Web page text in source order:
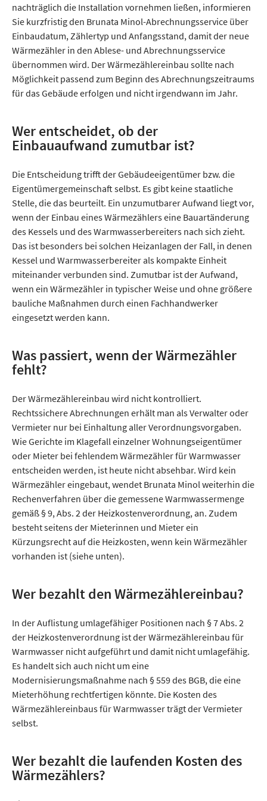
nachträglich die Installation vornehmen ließen, informieren
Sie kurzfristig den Brunata Minol-Abrechnungsservice über
Einbaudatum, Zählertyp und Anfangsstand, damit der neue
Wärmezähler in den Ablese- und Abrechnungsservice
übernommen wird. Der Wärmezählereinbau sollte nach
Möglichkeit passend zum Beginn des Abrechnungszeitraums
für das Gebäude erfolgen und nicht irgendwann im Jahr.
Wer entscheidet, ob der
Einbauaufwand zumutbar ist?
Die Entscheidung trifft der Gebäudeeigentümer bzw. die
Eigentümergemeinschaft selbst. Es gibt keine staatliche
Stelle, die das beurteilt. Ein unzumutbarer Aufwand liegt vor,
wenn der Einbau eines Wärmezählers eine Bauartänderung
des Kessels und des Warmwasserbereiters nach sich zieht.
Das ist besonders bei solchen Heizanlagen der Fall, in denen
Kessel und Warmwasserbereiter als kompakte Einheit
miteinander verbunden sind. Zumutbar ist der Aufwand,
wenn ein Wärmezähler in typischer Weise und ohne größere
bauliche Maßnahmen durch einen Fachhandwerker
eingesetzt werden kann.
Was passiert, wenn der Wärmezähler
fehlt?
Der Wärmezählereinbau wird nicht kontrolliert.
Rechtssichere Abrechnungen erhält man als Verwalter oder
Vermieter nur bei Einhaltung aller Verordnungsvorgaben.
Wie Gerichte im Klagefall einzelner Wohnungseigentümer
oder Mieter bei fehlendem Wärmezähler für Warmwasser
entscheiden werden, ist heute nicht absehbar. Wird kein
Wärmezähler eingebaut, wendet Brunata Minol weiterhin die
Rechenverfahren über die gemessene Warmwassermenge
gemäß § 9, Abs. 2 der Heizkostenverordnung, an. Zudem
besteht seitens der Mieterinnen und Mieter ein
Kürzungsrecht auf die Heizkosten, wenn kein Wärmezähler
vorhanden ist (siehe unten).
Wer bezahlt den Wärmezählereinbau?
In der Auflistung umlagefähiger Positionen nach § 7 Abs. 2
der Heizkostenverordnung ist der Wärmezählereinbau für
Warmwasser nicht aufgeführt und damit nicht umlagefähig.
Es handelt sich auch nicht um eine
Modernisierungsmaßnahme nach § 559 des BGB, die eine
Mieterhöhung rechtfertigen könnte. Die Kosten des
Wärmezählereinbaus für Warmwasser trägt der Vermieter
selbst.
Wer bezahlt die laufenden Kosten des
Wärmezählers?